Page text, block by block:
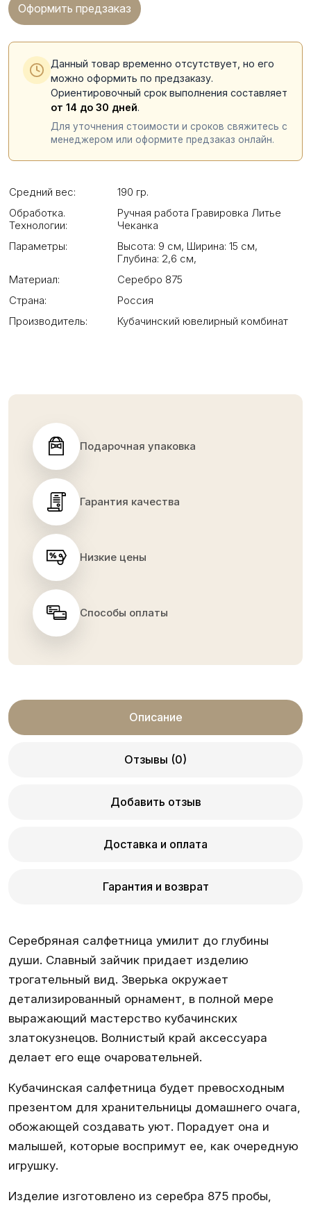
Оформить предзаказ
Данный товар временно отсутствует, но его
можно оформить по предзаказу.
Ориентировочный срок выполнения составляет
от 14 до 30 дней.
Для уточнения стоимости и сроков свяжитесь с
менеджером или оформите предзаказ онлайн.
Средний вес:
190 гр.
Обработка.
Технологии:
Ручная работа Гравировка Литье
Чеканка
Параметры:
Высота: 9 см, Ширина: 15 см,
Глубина: 2,6 см,
Материал:
Серебро 875
Страна:
Россия
Производитель:
Кубачинский ювелирный комбинат
Подарочная упаковка
Гарантия качества
Низкие цены
Способы оплаты
Описание
Отзывы (0)
Добавить отзыв
Доставка и оплата
Гарантия и возврат
Серебряная салфетница умилит до глубины
души. Славный зайчик придает изделию
трогательный вид. Зверька окружает
детализированный орнамент, в полной мере
выражающий мастерство кубачинских
златокузнецов. Волнистый край аксессуара
делает его еще очаровательней.
Кубачинская салфетница будет превосходным
презентом для хранительницы домашнего очага,
обожающей создавать уют. Порадует она и
малышей, которые воспримут ее, как очередную
игрушку.
Изделие изготовлено из серебра 875 пробы,